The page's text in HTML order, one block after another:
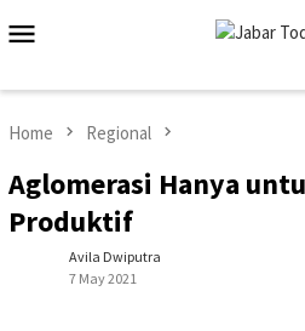
to
Home Regional
Aglomerasi Hanya
Produktif
Avila Dwiputra
7 May 2021